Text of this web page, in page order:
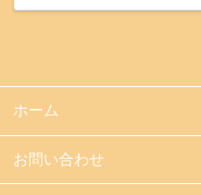
ホーム
お問い合わせ